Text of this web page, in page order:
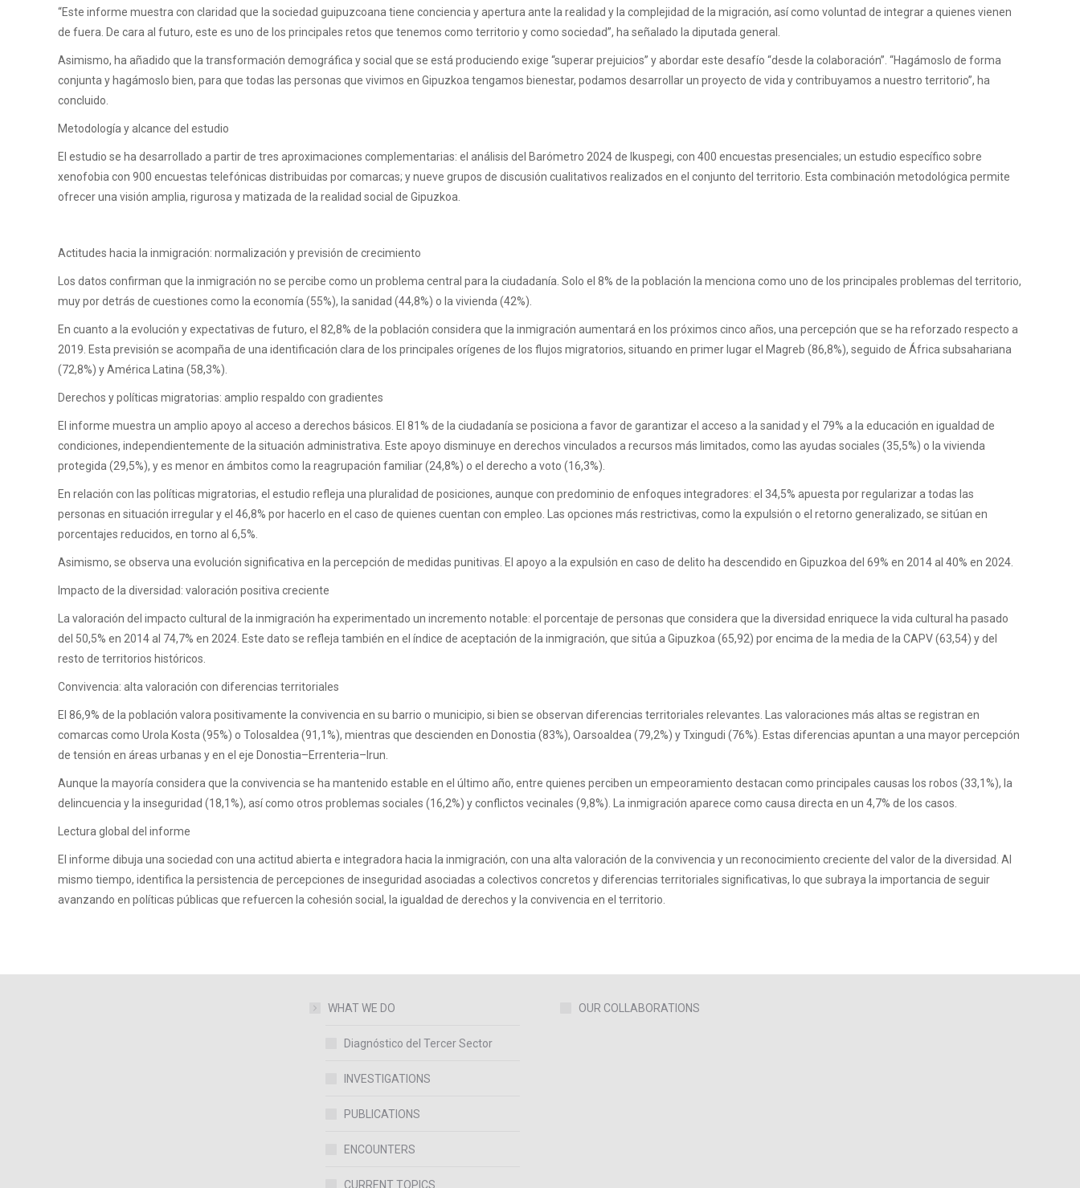
“Este informe muestra con claridad que la sociedad guipuzcoana tiene conciencia y apertura ante la realidad y la complejidad de la migración, así como voluntad de integrar a quienes vienen
de fuera. De cara al futuro, este es uno de los principales retos que tenemos como territorio y como sociedad”, ha señalado la diputada general.
Asimismo, ha añadido que la transformación demográfica y social que se está produciendo exige “superar prejuicios” y abordar este desafío “desde la colaboración”. “Hagámoslo de forma
conjunta y hagámoslo bien, para que todas las personas que vivimos en Gipuzkoa tengamos bienestar, podamos desarrollar un proyecto de vida y contribuyamos a nuestro territorio”, ha
concluido.
Metodología y alcance del estudio
El estudio se ha desarrollado a partir de tres aproximaciones complementarias: el análisis del Barómetro 2024 de Ikuspegi, con 400 encuestas presenciales; un estudio específico sobre
xenofobia con 900 encuestas telefónicas distribuidas por comarcas; y nueve grupos de discusión cualitativos realizados en el conjunto del territorio. Esta combinación metodológica permite
ofrecer una visión amplia, rigurosa y matizada de la realidad social de Gipuzkoa.
Actitudes hacia la inmigración: normalización y previsión de crecimiento
Los datos confirman que la inmigración no se percibe como un problema central para la ciudadanía. Solo el 8% de la población la menciona como uno de los principales problemas del territorio,
muy por detrás de cuestiones como la economía (55%), la sanidad (44,8%) o la vivienda (42%).
En cuanto a la evolución y expectativas de futuro, el 82,8% de la población considera que la inmigración aumentará en los próximos cinco años, una percepción que se ha reforzado respecto a
2019. Esta previsión se acompaña de una identificación clara de los principales orígenes de los flujos migratorios, situando en primer lugar el Magreb (86,8%), seguido de África subsahariana
(72,8%) y América Latina (58,3%).
Derechos y políticas migratorias: amplio respaldo con gradientes
El informe muestra un amplio apoyo al acceso a derechos básicos. El 81% de la ciudadanía se posiciona a favor de garantizar el acceso a la sanidad y el 79% a la educación en igualdad de
condiciones, independientemente de la situación administrativa. Este apoyo disminuye en derechos vinculados a recursos más limitados, como las ayudas sociales (35,5%) o la vivienda
protegida (29,5%), y es menor en ámbitos como la reagrupación familiar (24,8%) o el derecho a voto (16,3%).
En relación con las políticas migratorias, el estudio refleja una pluralidad de posiciones, aunque con predominio de enfoques integradores: el 34,5% apuesta por regularizar a todas las
personas en situación irregular y el 46,8% por hacerlo en el caso de quienes cuentan con empleo. Las opciones más restrictivas, como la expulsión o el retorno generalizado, se sitúan en
porcentajes reducidos, en torno al 6,5%.
Asimismo, se observa una evolución significativa en la percepción de medidas punitivas. El apoyo a la expulsión en caso de delito ha descendido en Gipuzkoa del 69% en 2014 al 40% en 2024.
Impacto de la diversidad: valoración positiva creciente
La valoración del impacto cultural de la inmigración ha experimentado un incremento notable: el porcentaje de personas que considera que la diversidad enriquece la vida cultural ha pasado
del 50,5% en 2014 al 74,7% en 2024. Este dato se refleja también en el índice de aceptación de la inmigración, que sitúa a Gipuzkoa (65,92) por encima de la media de la CAPV (63,54) y del
resto de territorios históricos.
Convivencia: alta valoración con diferencias territoriales
El 86,9% de la población valora positivamente la convivencia en su barrio o municipio, si bien se observan diferencias territoriales relevantes. Las valoraciones más altas se registran en
comarcas como Urola Kosta (95%) o Tolosaldea (91,1%), mientras que descienden en Donostia (83%), Oarsoaldea (79,2%) y Txingudi (76%). Estas diferencias apuntan a una mayor percepción
de tensión en áreas urbanas y en el eje Donostia–Errenteria–Irun.
Aunque la mayoría considera que la convivencia se ha mantenido estable en el último año, entre quienes perciben un empeoramiento destacan como principales causas los robos (33,1%), la
delincuencia y la inseguridad (18,1%), así como otros problemas sociales (16,2%) y conflictos vecinales (9,8%). La inmigración aparece como causa directa en un 4,7% de los casos.
Lectura global del informe
El informe dibuja una sociedad con una actitud abierta e integradora hacia la inmigración, con una alta valoración de la convivencia y un reconocimiento creciente del valor de la diversidad. Al
mismo tiempo, identifica la persistencia de percepciones de inseguridad asociadas a colectivos concretos y diferencias territoriales significativas, lo que subraya la importancia de seguir
avanzando en políticas públicas que refuercen la cohesión social, la igualdad de derechos y la convivencia en el territorio.
WHAT WE DO
Diagnóstico del Tercer Sector
INVESTIGATIONS
PUBLICATIONS
ENCOUNTERS
CURRENT TOPICS
OUR COLLABORATIONS